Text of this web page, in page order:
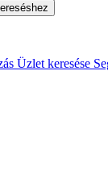
Üzlet keresése